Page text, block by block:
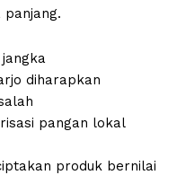
diharapkan
pangan lokal
produk bernilai